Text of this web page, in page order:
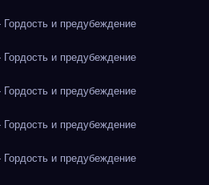
и предубеждение
и предубеждение
и предубеждение
и предубеждение
и предубеждение